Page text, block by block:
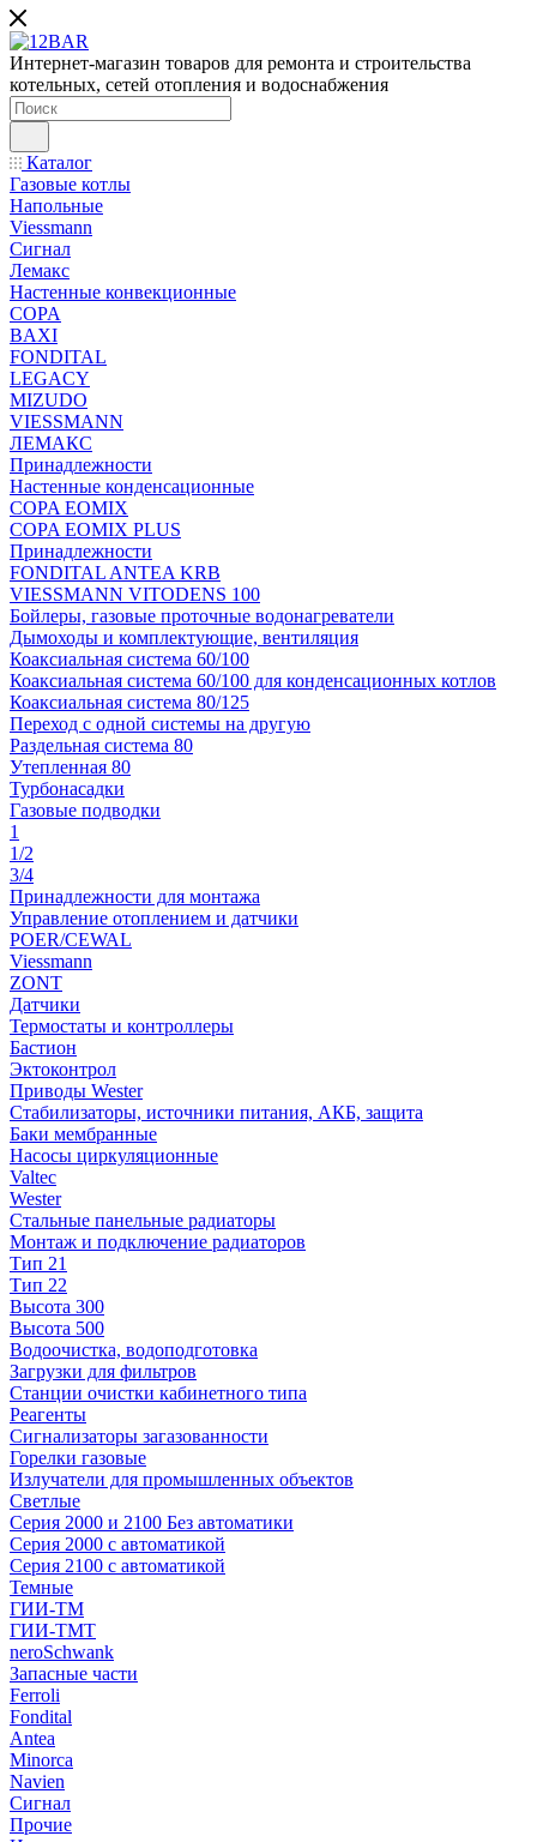
Интернет-магазин товаров для ремонта и строительства
котельных, сетей отопления и водоснабжения
Каталог
Газовые котлы
Напольные
Viessmann
Сигнал
Лемакс
Настенные конвекционные
COPA
BAXI
FONDITAL
LEGACY
MIZUDO
VIESSMANN
ЛЕМАКС
Принадлежности
Настенные конденсационные
COPA EOMIX
COPA EOMIX PLUS
Принадлежности
FONDITAL ANTEA KRB
VIESSMANN VITODENS 100
Бойлеры, газовые проточные водонагреватели
Дымоходы и комплектующие, вентиляция
Коаксиальная система 60/100
Коаксиальная система 60/100 для конденсационных котлов
Коаксиальная система 80/125
Переход с одной системы на другую
Раздельная система 80
Утепленная 80
Турбонасадки
Газовые подводки
1
1/2
3/4
Принадлежности для монтажа
Управление отоплением и датчики
POER/CEWAL
Viessmann
ZONT
Датчики
Термостаты и контроллеры
Бастион
Эктоконтрол
Приводы Wester
Стабилизаторы, источники питания, АКБ, защита
Баки мембранные
Насосы циркуляционные
Valtec
Wester
Стальные панельные радиаторы
Монтаж и подключение радиаторов
Тип 21
Тип 22
Высота 300
Высота 500
Водоочистка, водоподготовка
Загрузки для фильтров
Станции очистки кабинетного типа
Реагенты
Сигнализаторы загазованности
Горелки газовые
Излучатели для промышленных объектов
Светлые
Серия 2000 и 2100 Без автоматики
Серия 2000 с автоматикой
Серия 2100 с автоматикой
Темные
ГИИ-ТМ
ГИИ-ТМТ
neroSchwank
Запасные части
Ferroli
Fondital
Antea
Minorca
Navien
Сигнал
Прочие